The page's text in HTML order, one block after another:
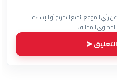
رأي الموقع. يُمنع التجريح أو الإساءة
المخالف.